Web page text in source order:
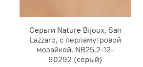
Серьги Nature Bijoux, San
Lazzaro, с перламутровой
мозайкой, NB25.2-12-
90292 (серый)